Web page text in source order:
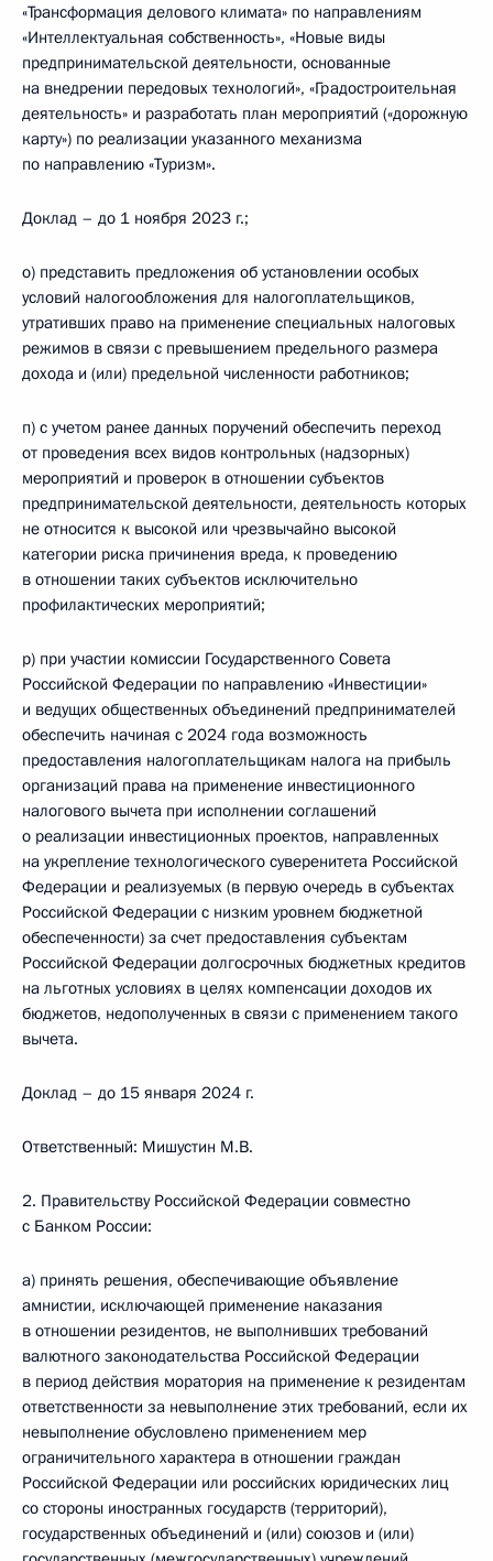
«Трансформация делового климата» по направлениям
«Интеллектуальная собственность», «Новые виды
предпринимательской деятельности, основанные
на внедрении передовых технологий», «Градостроительная
деятельность» и разработать план мероприятий («дорожную
карту») по реализации указанного механизма
по направлению «Туризм».
Доклад – до 1 ноября 2023 г.;
о) представить предложения об установлении особых
условий налогообложения для налогоплательщиков,
утративших право на применение специальных налоговых
режимов в связи с превышением предельного размера
дохода и (или) предельной численности работников;
п) с учетом ранее данных поручений обеспечить переход
от проведения всех видов контрольных (надзорных)
мероприятий и проверок в отношении субъектов
предпринимательской деятельности, деятельность которых
не относится к высокой или чрезвычайно высокой
категории риска причинения вреда, к проведению
в отношении таких субъектов исключительно
профилактических мероприятий;
р) при участии комиссии Государственного Совета
Российской Федерации по направлению «Инвестиции»
и ведущих общественных объединений предпринимателей
обеспечить начиная с 2024 года возможность
предоставления налогоплательщикам налога на прибыль
организаций права на применение инвестиционного
налогового вычета при исполнении соглашений
о реализации инвестиционных проектов, направленных
на укрепление технологического суверенитета Российской
Федерации и реализуемых (в первую очередь в субъектах
Российской Федерации с низким уровнем бюджетной
обеспеченности) за счет предоставления субъектам
Российской Федерации долгосрочных бюджетных кредитов
на льготных условиях в целях компенсации доходов их
бюджетов, недополученных в связи с применением такого
вычета.
Доклад – до 15 января 2024 г.
Ответственный: Мишустин М.В.
2. Правительству Российской Федерации совместно
с Банком России:
а) принять решения, обеспечивающие объявление
амнистии, исключающей применение наказания
в отношении резидентов, не выполнивших требований
валютного законодательства Российской Федерации
в период действия моратория на применение к резидентам
ответственности за невыполнение этих требований, если их
невыполнение обусловлено применением мер
ограничительного характера в отношении граждан
Российской Федерации или российских юридических лиц
со стороны иностранных государств (территорий),
государственных объединений и (или) союзов и (или)